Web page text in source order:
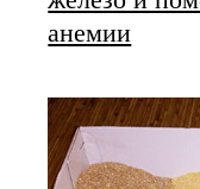
анемии